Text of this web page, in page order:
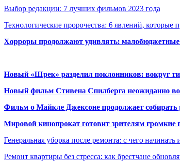
Выбор редакции: 7 лучших фильмов 2023 года
Технологические пророчества: 6 явлений, которые
Хорроры продолжают удивлять: малобюджетные
Новый «Шрек» разделил поклонников: вокруг
Новый фильм Стивена Спилберга неожиданно
Фильм о Майкле Джексоне продолжает
Мировой кинопрокат готовит зрителям
Генеральная уборка после ремонта: с чего начинать
Ремонт квартиры без стресса: как брестчане